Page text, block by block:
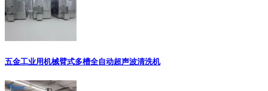
五金工业用机械臂式多槽全自动超声波清洗机